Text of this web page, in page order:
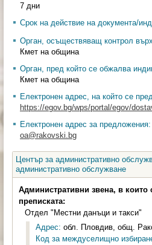
7 дни
Срок на действие на документа/
Орган, осъществяващ контрол
Кмет на община
Орган, пред който се обжалва
Кмет на община
Електронен адрес, на който се
https://egov.bg/wps/portal/egov/
Електронен адрес за предложения:
oa@rakovski.bg
Център за административно
административно обслужване
Административни звена, в
преписката:
Отдел "Местни данъци и такси"
Адрес: обл. Пловдив, общ.
Код за междуселищно